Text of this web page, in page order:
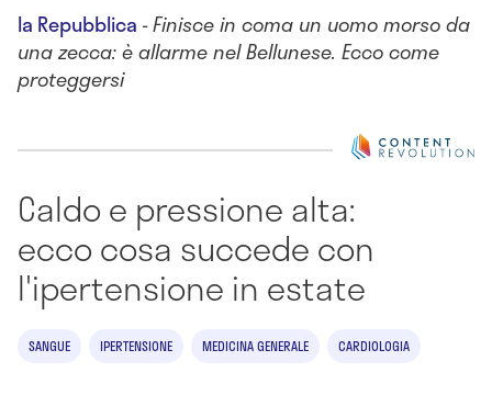
la Repubblica -Finisce in coma un uomo morso da
una zecca: è allarme nel Bellunese. Ecco come
proteggersi
Caldo e pressione alta:
ecco cosa succede con
l'ipertensione in estate
SANGUE IPERTENSIONE MEDICINA GENERALE CARDIOLOGIA